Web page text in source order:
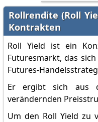
Rollrendite (Roll
Kontrakten
Roll Yield ist ein
Futuresmarkt, das
Futures-
Er ergibt sich aus
verändernden
Um den Roll Yield zu